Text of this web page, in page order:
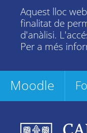
Aquest lloc
finalitat de
d'anàlisi.
Per a més
Moodle